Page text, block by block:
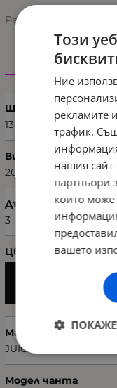
Рейтинг:
Ширина (см)
13
Височина (см)
20
Дълбочина (см)
3
Цвят
Марка
JUICE COUTURE
Модел чанта
Този
Ние
рекламите
трафик.
нашия сайт
партньори
които може
вашето